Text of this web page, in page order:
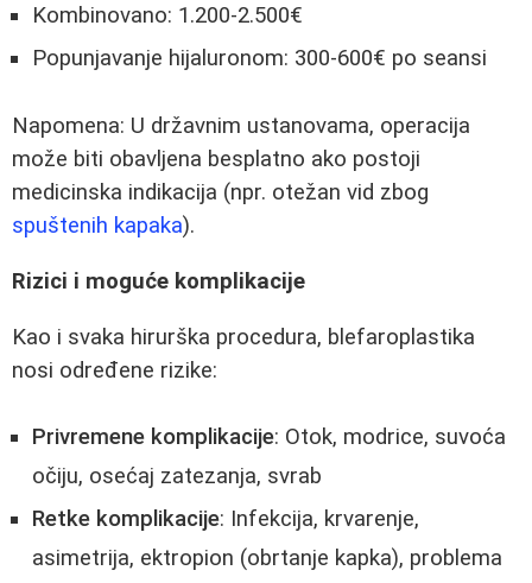
Kombinovano: 1.200-2.500€
Popunjavanje hijaluronom: 300-600€ po seansi
Napomena: U državnim ustanovama, operacija
može biti obavljena besplatno ako postoji
medicinska indikacija (npr. otežan vid zbog
spuštenih kapaka).
Rizici i moguće komplikacije
Kao i svaka hirurška procedura, blefaroplastika
nosi određene rizike:
Privremene komplikacije: Otok, modrice, suvoća
očiju, osećaj zatezanja, svrab
Retke komplikacije: Infekcija, krvarenje,
asimetrija, ektropion (obrtanje kapka), problema